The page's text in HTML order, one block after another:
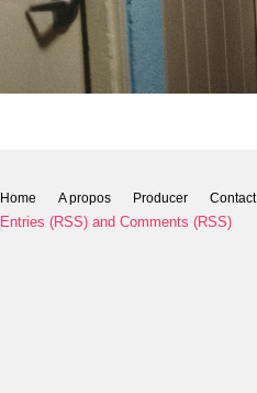
Home A propos Producer Contact
Entries (RSS) and Comments (RSS)